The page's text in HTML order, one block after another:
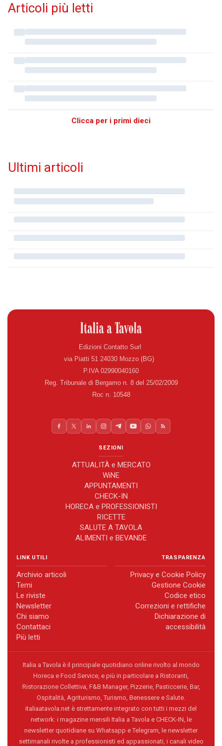
Articoli più letti
Clicca per i primi dieci
Ultimi articoli
Edizioni Contatto Surl
via Piatti 51 24030 Mozzo (BG)
P.IVA 02990040160
Reg. Tribunale di Bergamo n. 8 del 25/02/2009
Roc n. 10548
SEZIONI
ATTUALITÀ e MERCATO
WiNE
APPUNTAMENTI
CHECK-IN
HORECA e PROFESSIONISTI
RICETTE
SALUTE A TAVOLA
ALIMENTI e BEVANDE
LINK UTILI
Archivio articoli
Temi
Le riviste
Newsletter
Chi siamo
Contattaci
Più letti
TRASPARENZA
Privacy e Cookie Policy
Gestione Cookie
Codice etico
Correzioni e rettifiche
Dichiarazione di
accessibilità
Italia a Tavola è il principale quotidiano online rivolto al mondo
Horeca e Food Service, e più in particolare a Ristoranti,
Ristorazione Collettiva, F&B Manager, Pizzerie, Pasticcerie, Bar,
Ospitalità, Agriturismo, Turismo, Benessere e Salute.
italiaatavola.net è strettamente integrato con tutti i mezzi del
network: i magazine mensili Italia a Tavola e CHECK-IN, le
newsletter quotidiane su Whatsapp e Telegram, le newsletter
settimanali rivolte a professionisti ed appassionati, i canali video